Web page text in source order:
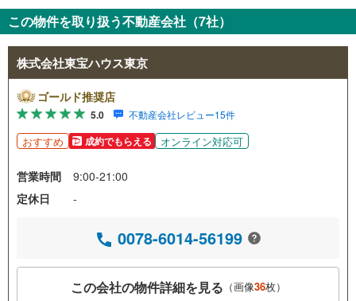
この物件を取り扱う不動産会社（7社）
株式会社東宝ハウス東京
ゴールド推奨店
5.0 不動産会社レビュー15件
おすすめ 成約でもらえる オンライン対応可
営業時間
9:00-21:00
定休日
-
0078-6014-56199
この会社の物件詳細を見る （画像36枚）